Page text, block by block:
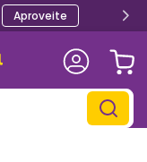
Aproveite